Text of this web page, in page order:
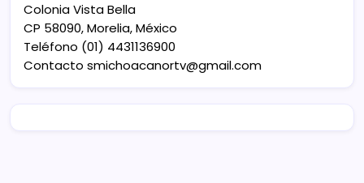
Colonia Vista Bella
CP 58090, Morelia, México
Teléfono (01) 4431136900
Contacto smichoacanortv@gmail.com